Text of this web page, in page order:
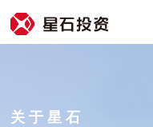
关于星石